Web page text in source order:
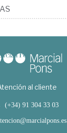
al cliente
(+34) 91 304 33 03